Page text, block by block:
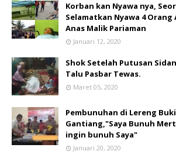
Korban kan Nyawa nya,
Selamatkan Nyawa 4
Anas Malik Pariaman
Januari 12, 2020
Shok Setelah Putusan
Talu Pasbar Tewas.
Maret 05, 2020
Pembunuhan di Lereng
Gantiang,"Saya Bunuh
ingin bunuh Saya"
Januari 20, 2020